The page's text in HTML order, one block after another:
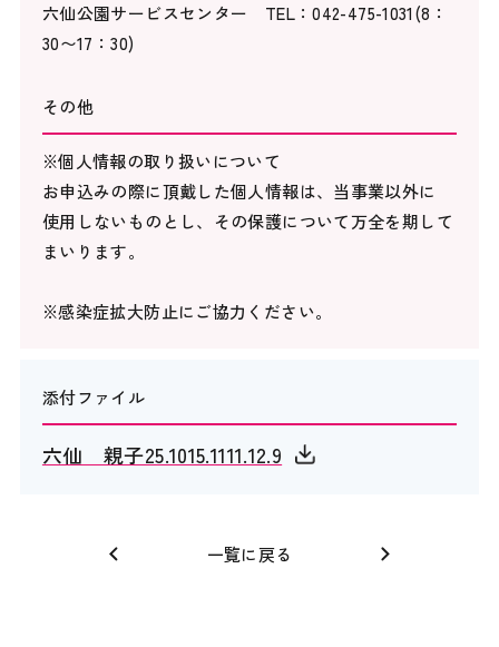
六仙公園サービスセンター TEL：042-475-1031(8：
30〜17：30)
その他
※個人情報の取り扱いについて
お申込みの際に頂戴した個人情報は、当事業以外に
使用しないものとし、その保護について万全を期して
まいります。
※感染症拡大防止にご協力ください。
添付ファイル
六仙 親子25.1015.1111.12.9
一覧に戻る